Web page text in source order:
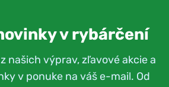
v rybárčení
našich výprav, zľavové akcie a
v ponuke na váš e-mail. Od